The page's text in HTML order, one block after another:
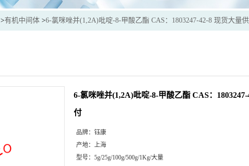
>有机中间体 >6-氯咪唑并(1,2A)吡啶-8-甲酸乙酯 CAS：1803247-42-8 现货大量
6-氯咪唑并(1,2A)吡啶-8-甲酸乙酯 CAS：
付
品牌： 钰康
产地： 上海
型号： 5g/25g/100g/500g/1Kg/大量